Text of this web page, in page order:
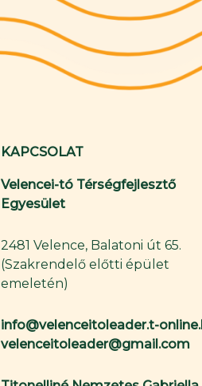
KAPCSOLAT
Velencei-tó Térségfejlesztő
Egyesület
2481 Velence, Balatoni út 65.
(Szakrendelő előtti épület
emeletén)
info@velenceitoleader.t-
velenceitoleader@gmail.com